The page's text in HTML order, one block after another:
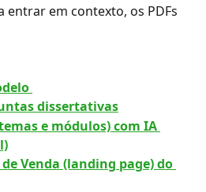
entrar em contexto, os PDFs
dissertativas
e módulos) com IA
Venda (landing page) do